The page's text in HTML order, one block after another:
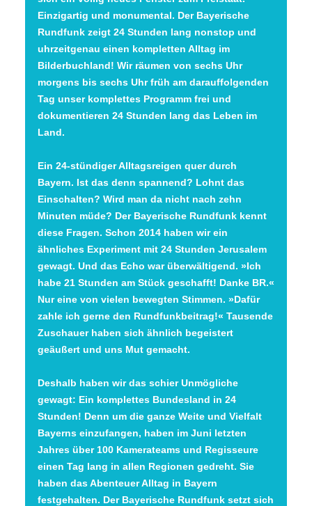
Einzigartig und monumental. Der Bayerische
Rundfunk zeigt 24 Stunden lang nonstop und
uhrzeitgenau einen kompletten Alltag im
Bilderbuchland! Wir räumen von sechs Uhr
morgens bis sechs Uhr früh am darauffolgenden
Tag unser komplettes Programm frei und
dokumentieren 24 Stunden lang das Leben im
Land.
Ein 24-stündiger Alltagsreigen quer durch
Bayern. Ist das denn spannend? Lohnt das
Einschalten? Wird man da nicht nach zehn
Minuten müde? Der Bayerische Rundfunk kennt
diese Fragen. Schon 2014 haben wir ein
ähnliches Experiment mit 24 Stunden Jerusalem
gewagt. Und das Echo war überwältigend. »Ich
habe 21 Stunden am Stück geschafft! Danke BR.«
Nur eine von vielen bewegten Stimmen. »Dafür
zahle ich gerne den Rundfunkbeitrag!« Tausende
Zuschauer haben sich ähnlich begeistert
geäußert und uns Mut gemacht.
Deshalb haben wir das schier Unmögliche
gewagt: Ein komplettes Bundesland in 24
Stunden! Denn um die ganze Weite und Vielfalt
Bayerns einzufangen, haben im Juni letzten
Jahres über 100 Kamerateams und Regisseure
einen Tag lang in allen Regionen gedreht. Sie
haben das Abenteuer Alltag in Bayern
festgehalten. Der Bayerische Rundfunk setzt sich